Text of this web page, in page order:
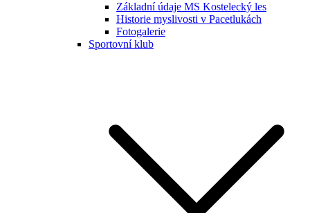
Základní údaje MS Kostelecký les
Historie myslivosti v Pacetlukách
Fotogalerie
Sportovní klub